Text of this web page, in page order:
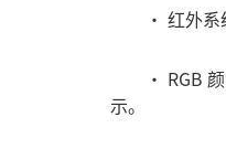
• 红外系统
• RGB 颜
示。